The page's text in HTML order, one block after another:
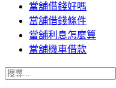
當舖借錢好嗎
當舖借錢條件
當舖利息怎麼算
當舖機車借款
搜